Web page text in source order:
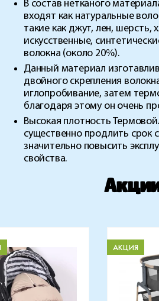
В состав нетканого
входят как натуральные
такие как джут, лен, шерсть,
искусственные,
волокна (около 20%).
Данный материал
двойного скрепления
иглопробивание, затем
благодаря этому он очень
Высокая плотность
существенно продлить срок
значительно повысить
свойства.
АКЦИЯ